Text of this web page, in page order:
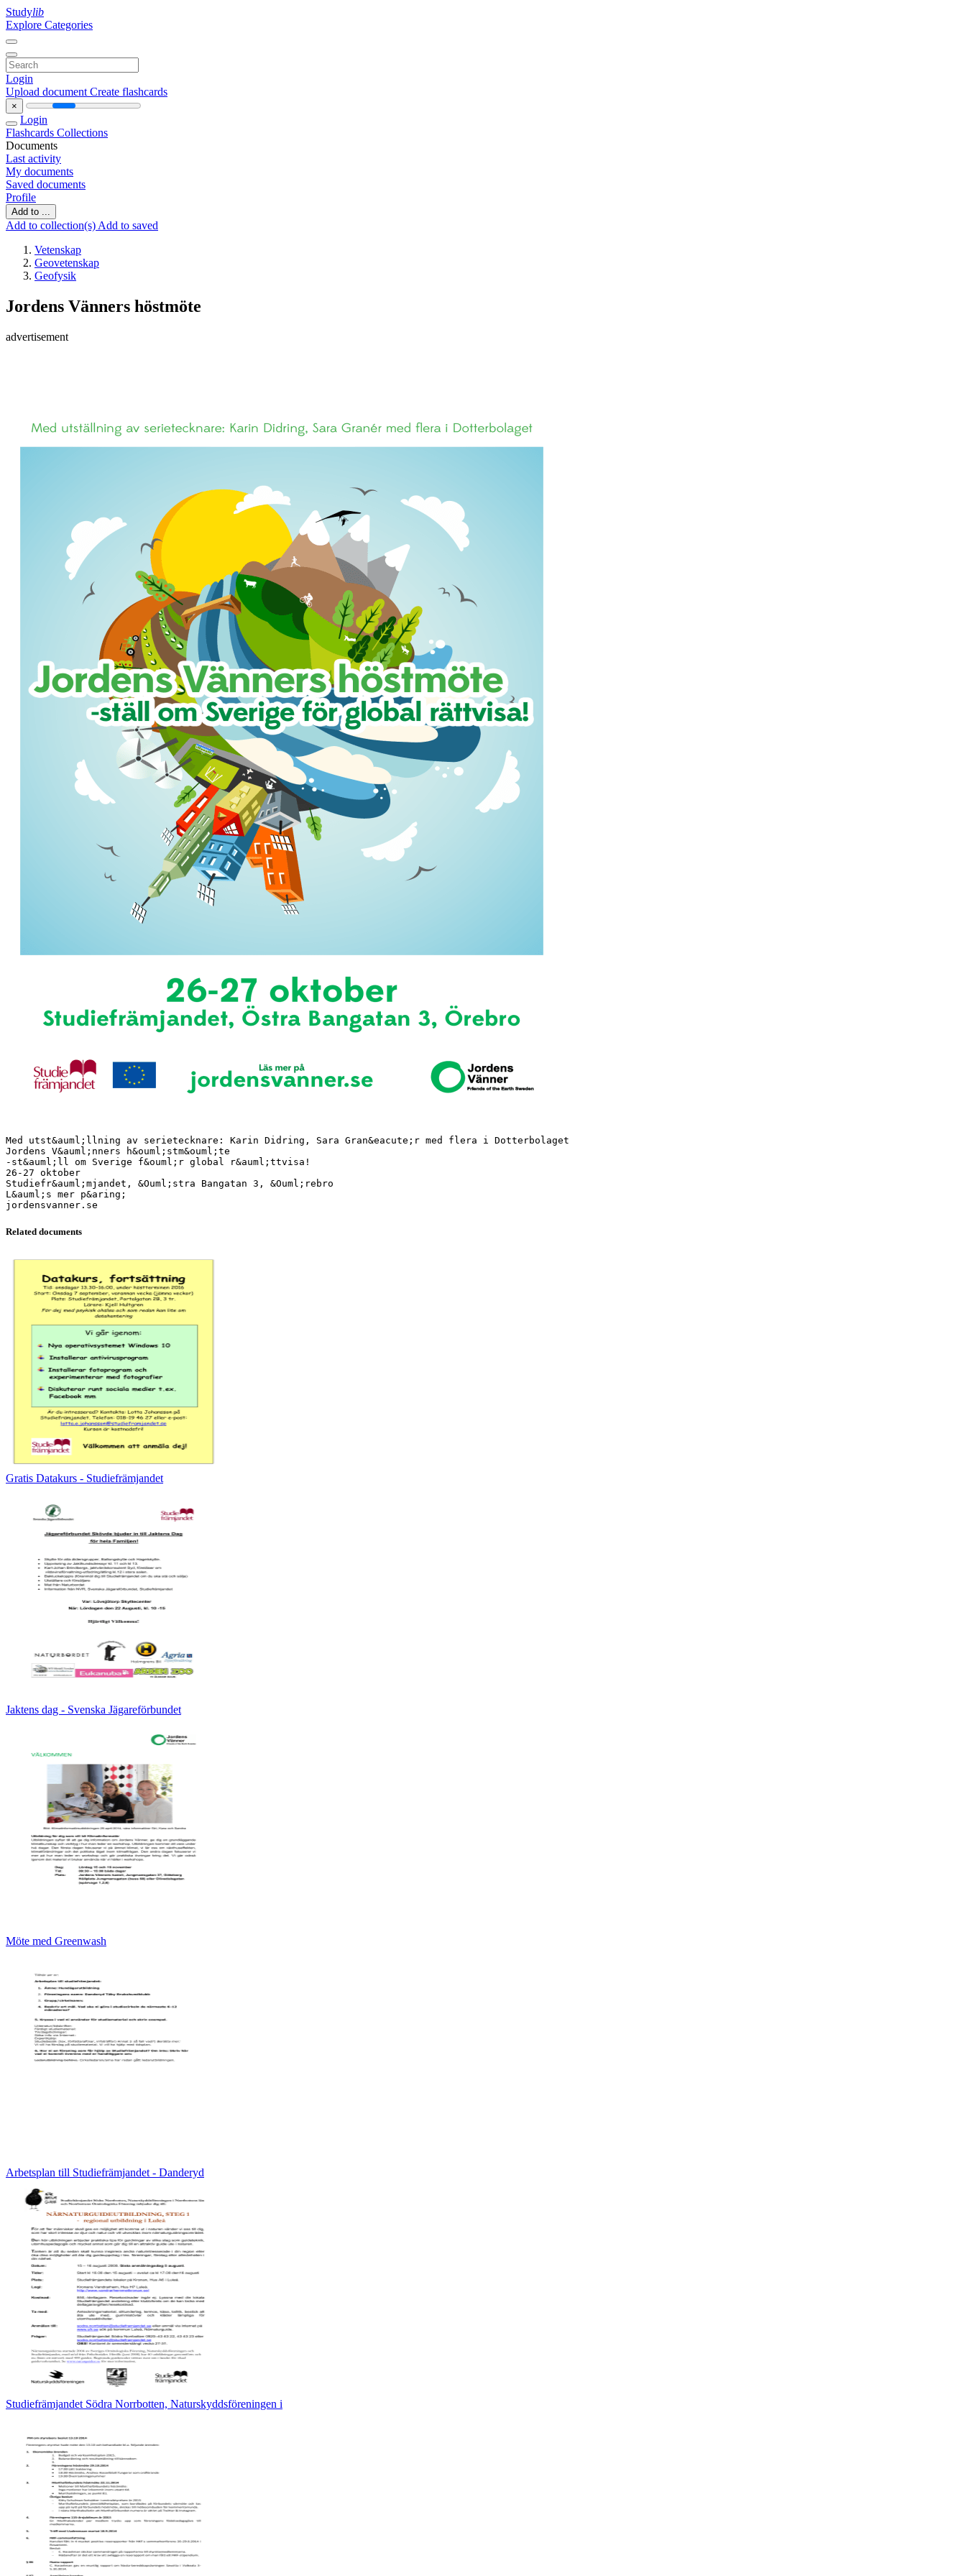
Studylib
Explore Categories
Login
Upload document Create flashcards
×
Login
Flashcards Collections
Documents
Last activity
My documents
Saved documents
Profile
Add to ...
Add to collection(s) Add to saved
Vetenskap
Geovetenskap
Geofysik
Jordens Vänners höstmöte
advertisement
Med utst&auml;llning av serietecknare: Karin Didring, Sara Gran&eacute;r med flera i Dotterbolaget
Jordens V&auml;nners h&ouml;stm&ouml;te
-st&auml;ll om Sverige f&ouml;r global r&auml;ttvisa!
26-27 oktober
Studiefr&auml;mjandet, &Ouml;stra Bangatan 3, &Ouml;rebro
L&auml;s mer p&aring;
Related documents
Gratis Datakurs - Studiefrämjandet
Jaktens dag - Svenska Jägareförbundet
Möte med Greenwash
Arbetsplan till Studiefrämjandet - Danderyd
Studiefrämjandet Södra Norrbotten, Naturskyddsföreningen i